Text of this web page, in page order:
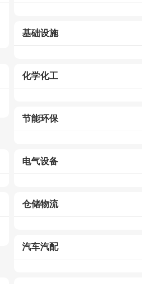
基础设施
化学化工
节能环保
电气设备
仓储物流
汽车汽配